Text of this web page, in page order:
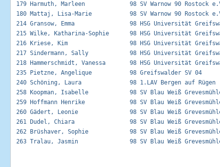
179 Harmuth, Marleen             98 SV Warnow 90
180 Mattaj, Lisa-Marie           98 SV Warnow 90
214 Gransow, Emma                98 HSG Universität
215 Wilke, Katharina-Sophie      98 HSG Universität
216 Kriese, Kim                  98 HSG Universität
217 Sindermann, Sally            98 HSG Universität
218 Hammerschmidt, Vanessa       98 HSG Universität
235 Pietzne, Angelique           98 Greifswalder
240 Schöning, Laura              98 1.LAV Bergen auf
258 Koopman, Isabelle            98 SV Blau Weiß
259 Hoffmann Henrike             98 SV Blau Weiß
260 Gädert, Leonie               98 SV Blau Weiß
261 Dudel, Chiara                98 SV Blau Weiß
262 Brüshaver, Sophie            98 SV Blau Weiß
263 Tralau, Jasmin               98 SV Blau Weiß